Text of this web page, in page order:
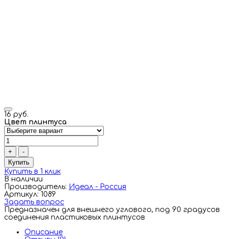
16 руб.
Цвет плинтуса
+
-
Купить
Купить в 1 клик
В наличии
Производитель: Идеал - Россия
Артикул: 1089
Задать вопрос
Предназначен для внешнего углового, под 90 градусов
соединения пластиковых плинтусов
Описание